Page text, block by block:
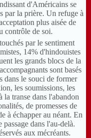
d'Américains se
par la prière. Un refuge à
plus aisée de
contrôle de soi.
par le sentiment
14% d'hindouistes
les grands blocs de la
sont basés
dans le souci de former
les soumissions, les
la transe dans l'abandon
de promesses de
à échapper au néant. En
passage dans l'au-delà.
aux mécréants.